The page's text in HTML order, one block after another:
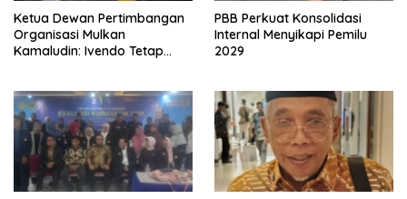
Ketua Dewan Pertimbangan
Organisasi Mulkan
Kamaludin: Ivendo Tetap
PBB Perkuat Konsolidasi
Internal Menyikapi Pemilu
2029